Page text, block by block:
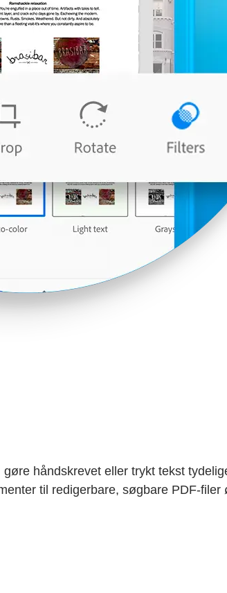
håndskrevet eller trykt tekst
til redigerbare, søgbare PDF-